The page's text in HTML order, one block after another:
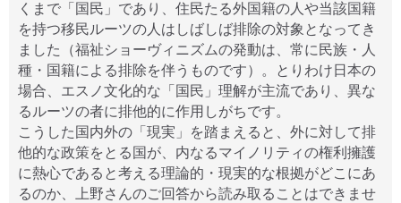
くまで「国民」であり、住民たる外国籍の人や当該国籍
を持つ移民ルーツの人はしばしば排除の対象となってき
ました（福祉ショーヴィニズムの発動は、常に民族・人
種・国籍による排除を伴うものです）。とりわけ日本の
場合、エスノ文化的な「国民」理解が主流であり、異な
るルーツの者に排他的に作用しがちです。
こうした国内外の「現実」を踏まえると、外に対して排
他的な政策をとる国が、内なるマイノリティの権利擁護
に熱心であると考える理論的・現実的な根拠がどこにあ
るのか、上野さんのご回答から読み取ることはできませ